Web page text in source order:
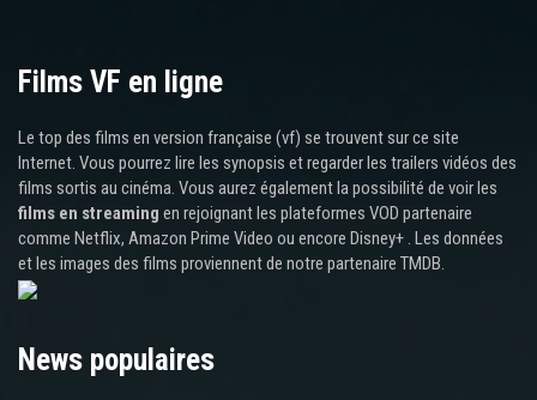
Films VF en ligne
Le top des films en version française (vf) se trouvent sur ce site
Internet. Vous pourrez lire les synopsis et regarder les trailers vidéos des
films sortis au cinéma. Vous aurez également la possibilité de voir les
films en streaming en rejoignant les plateformes VOD partenaire
comme Netflix, Amazon Prime Video ou encore Disney+ . Les données
et les images des films proviennent de notre partenaire TMDB.
News populaires